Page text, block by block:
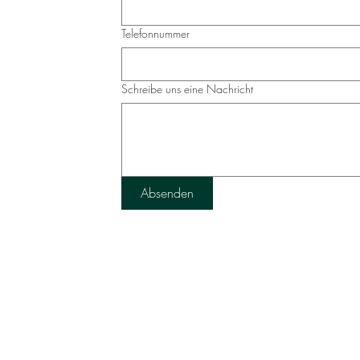
Sommer nutzen und
langfristig gesund
Telefonnummer
Schreibe uns eine Nachricht
Absenden